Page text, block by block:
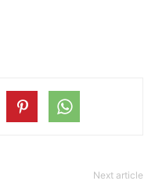
Next article